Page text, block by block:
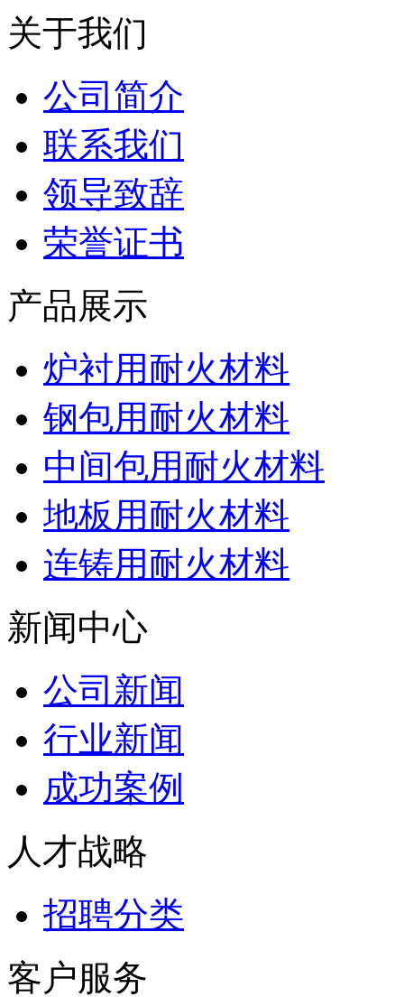
关于我们
公司简介
联系我们
领导致辞
荣誉证书
产品展示
炉衬用耐火材料
钢包用耐火材料
中间包用耐火材料
地板用耐火材料
连铸用耐火材料
新闻中心
公司新闻
行业新闻
成功案例
人才战略
招聘分类
客户服务